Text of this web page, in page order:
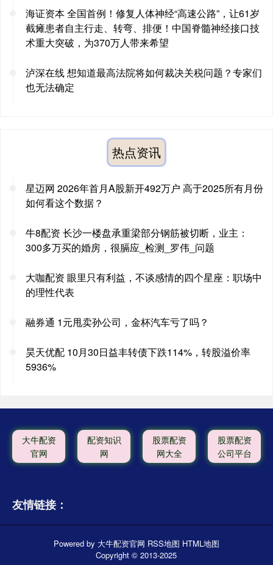
海证资本 全国首例！修复人体神经“高速公路”，让61岁
截瘫患者自主行走、转弯、排便！中国脊髓神经接口技
术重大突破，为370万人带来希望
泸深在线 想知道最高法院将如何裁决关税问题？专家们
也无法确定
热点资讯
星迈网 2026年首月A股新开492万户 高于2025所有月份
如何看这个数据？
牛8配资 长沙一楼盘承重梁部分钢筋被切断，业主：
300多万买的婚房，很膈应_检测_罗伟_问题
大咖配资 眼里只有利益，不谈感情的四个星座：职场中
的理性代表
融券通 1元甩卖孙公司，金杯汽车亏了吗？
昊天优配 10月30日益丰转债下跌114%，转股溢价率
5936%
大牛配资
官网
配资知识
网
股票配资
网大全
股票配资
公司平台
友情链接：
Powered by 大牛配资官网 RSS地图 HTML地图
Copyright© 2013-2025